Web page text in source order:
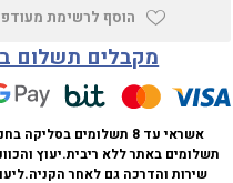
הוסף לרשימת
מקבלים תשלום
תשלומים באתר ללא ריבית.יעוץ
שירות והדרכה גם לאחר הקניה.